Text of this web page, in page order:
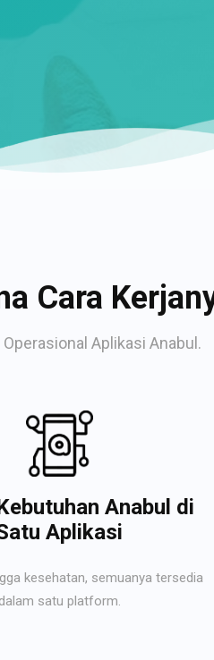
Cara
Aplikasi Anabul.
Anabul di
Aplikasi
kesehatan, semuanya tersedia
dalam satu platform.